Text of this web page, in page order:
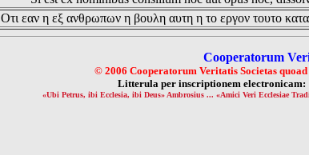
Οτι εαν η εξ ανθρωπων η βουλη αυτη η το εργον τουτο
Cooperatorum
© 2006 Cooperatorum Veritatis Societas
Litterula per inscriptionem
«Ubi Petrus, ibi Ecclesia, ibi Deus» Ambrosius ... «Amici Veri Ecclesiae